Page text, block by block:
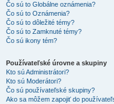
Čo sú to Globálne oznámenia?
Čo sú to Oznámenia?
Čo sú to dôležité témy?
Čo sú to Zamknuté témy?
Čo sú ikony tém?
Používateľské úrovne a skupiny
Kto sú Administrátori?
Kto sú Moderátori?
Čo sú používateľské skupiny?
Ako sa môžem zapojiť do